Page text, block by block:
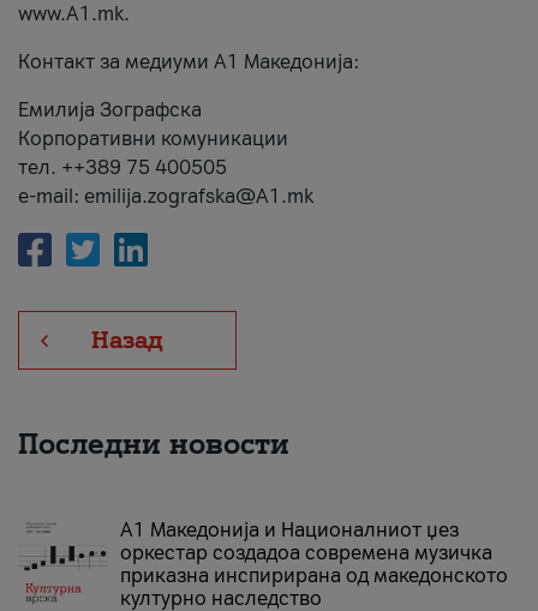
www.А1.mk.
Контакт за медиуми А1 Македонија:
Емилија Зографска
Корпоративни комуникации
тел. ++389 75 400505
e-mail: emilija.zografska@A1.mk
Назад
Последни новости
А1 Македонија и Националниот џез
оркестар создадоа современа музичка
приказна инспирирана од македонското
културно наследство